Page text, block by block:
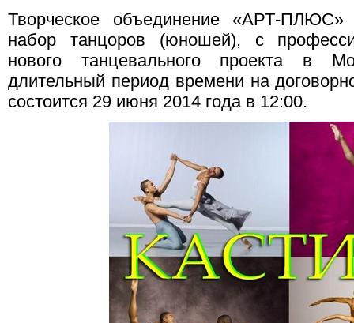
Творческое объединение «АРТ-ПЛЮС»
набор танцоров (юношей), с
нового танцевального проекта в
длительный период времени на
состоится 29 июня 2014 года в 12:00.